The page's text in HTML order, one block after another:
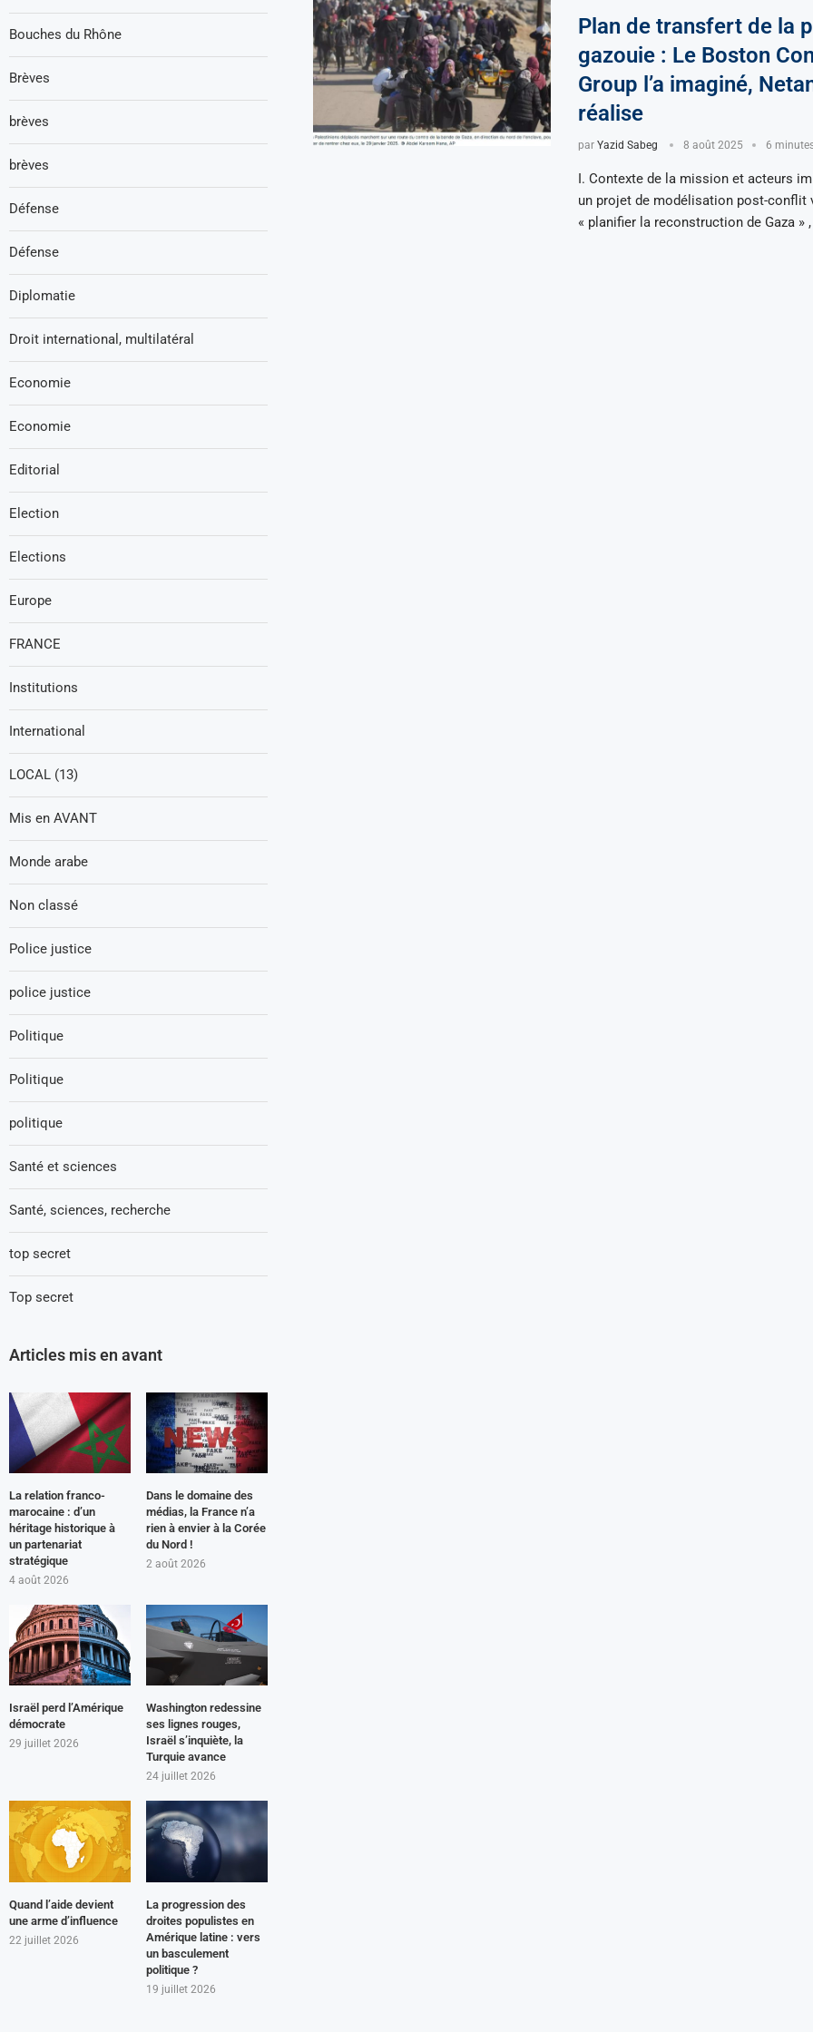
Plan de transfert de la
gazouie : Le Boston
Group l’a imaginé,
réalise
par Yazid Sabeg 8 août 2025 6
I. Contexte de la mission et acteurs
un projet de modélisation post-conflit
« planifier la reconstruction de Gaza »
Bouches du Rhône
Brèves
brèves
brèves
Défense
Défense
Diplomatie
Droit international, multilatéral
Economie
Economie
Editorial
Election
Elections
Europe
FRANCE
Institutions
International
LOCAL (13)
Mis en AVANT
Monde arabe
Non classé
Police justice
police justice
Politique
Politique
politique
Santé et sciences
Santé, sciences, recherche
top secret
Top secret
Articles mis en avant
La relation franco-
marocaine : d’un
héritage historique à
un partenariat
stratégique
4 août 2026
Dans le domaine des
médias, la France n’a
rien à envier à la Corée
du Nord !
2 août 2026
Israël perd l’Amérique
démocrate
29 juillet 2026
Washington redessine
ses lignes rouges,
Israël s’inquiète, la
Turquie avance
24 juillet 2026
Quand l’aide devient
une arme d’influence
22 juillet 2026
La progression des
droites populistes en
Amérique latine : vers
un basculement
politique ?
19 juillet 2026